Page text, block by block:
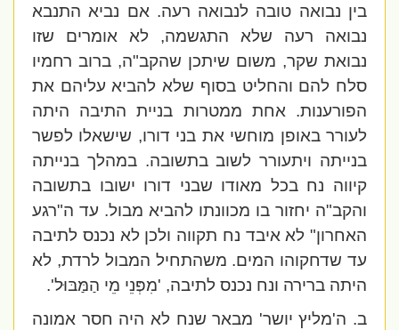
בין נבואה טובה לנבואה רעה. אם נביא התנבא
נבואה רעה שלא התגשמה, לא אומרים שזו
נבואת שקר, משום שיתכן שהקב"ה, ברוב רחמיו
סלח להם והחליט בסוף שלא להביא עליהם את
הפורענות. אחת ממטרות בניית התיבה היתה
לעורר באופן מוחשי את בני דורו, שישאלו לפשר
בנייתה ויתעורר לשוב בתשובה. במהלך בנייתה
קיווה נח בכל מאודו שבני דורו ישובו בתשובה
והקב"ה יחזור בו מכוונתו להביא מבול. עד ה"רגע
האחרון" לא איבד נח תקווה ולכן לא נכנס לתיבה
עד שדחקוהו המים. משהתחיל המבול לרדת, לא
היתה ברירה ונח נכנס לתיבה, 'מִפְּנֵי מֵי הַמַּבּוּל'.
ב. ה'מליץ יושר' מבאר שנח לא היה חסר אמונה